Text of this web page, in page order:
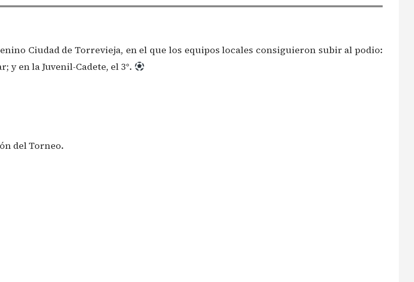
Ciudad de Torrevieja, en el que los equipos locales consiguieron subir al podio:
y en la Juvenil-Cadete, el 3°.
del Torneo.